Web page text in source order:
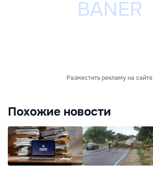
Разместить рекламу на сайте
Похожие новости